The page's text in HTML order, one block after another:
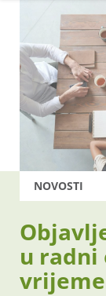
NOVOSTI
u radni
vrijeme